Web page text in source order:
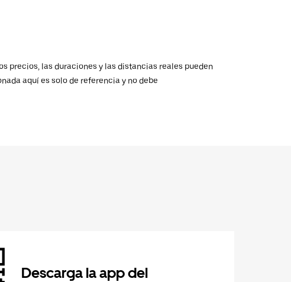
precios, las duraciones y las distancias reales pueden
aquí es solo de referencia y no debe
Descarga la app del